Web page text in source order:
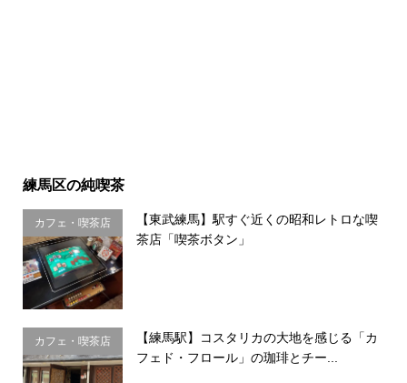
練馬区の純喫茶
カフェ・喫茶店
【東武練馬】駅すぐ近くの昭和レトロな喫
茶店「喫茶ボタン」
カフェ・喫茶店
【練馬駅】コスタリカの大地を感じる「カ
フェド・フロール」の珈琲とチー...